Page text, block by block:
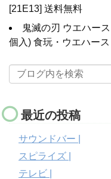
[21E13] 送料無料
鬼滅の刃 ウエハー
個入) 食玩・ウエハー
最近の投稿
サウンドバー |
スピライズ |
テレビ |